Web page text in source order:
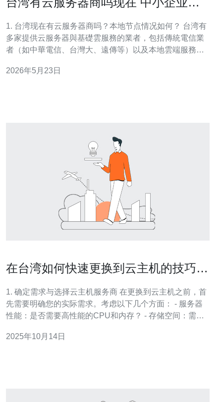
1. 台湾现在有云服务器商吗？本地节点情况如何？ 台湾有
多家提供云服务器與基礎雲服務的業者，包括傳統電信業
者（如中華電信、台灣大、遠傳等）以及本地雲端服務商
點、POP或與本地合作夥伴合作，將本地節點帶到台灣或
2026年5月23日
在台湾如何快速更换到云主机的技巧与
1. 确定需求与选择云主机服务商 在更换到云主机之前，首
先需要明确您的实际需求。考虑以下几个方面： - 服务器
性能：是否需要高性能的CPU和内存？ - 存储空间：需要
是多少？是否需要更高的带宽？ - 成本预算：您的预算是
2025年10月14日